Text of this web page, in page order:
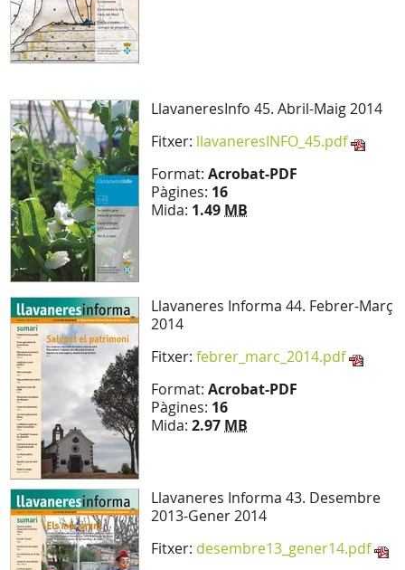
LlavaneresInfo 45. Abril-Maig 2014
Fitxer: llavaneresINFO_45.pdf
Format: Acrobat-PDF
Pàgines: 16
Mida: 1.49 MB
Llavaneres Informa 44. Febrer-Març
2014
Fitxer: febrer_marc_2014.pdf
Format: Acrobat-PDF
Pàgines: 16
Mida: 2.97 MB
Llavaneres Informa 43. Desembre
2013-Gener 2014
Fitxer: desembre13_gener14.pdf